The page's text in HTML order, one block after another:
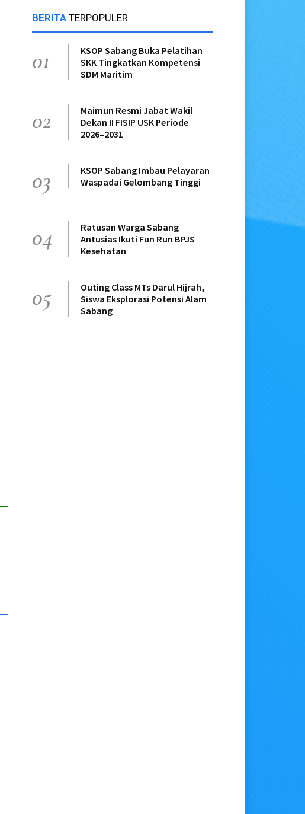
BERITA TERPOPULER
01
KSOP Sabang Buka Pelatihan
SKK Tingkatkan Kompetensi
SDM Maritim
02
Maimun Resmi Jabat Wakil
Dekan II FISIP USK Periode
2026–2031
03
KSOP Sabang Imbau Pelayaran
Waspadai Gelombang Tinggi
04
Ratusan Warga Sabang
Antusias Ikuti Fun Run BPJS
Kesehatan
05
Outing Class MTs Darul Hijrah,
Siswa Eksplorasi Potensi Alam
Sabang